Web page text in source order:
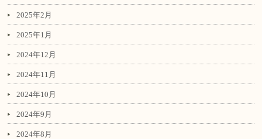
2025年2月
2025年1月
2024年12月
2024年11月
2024年10月
2024年9月
2024年8月